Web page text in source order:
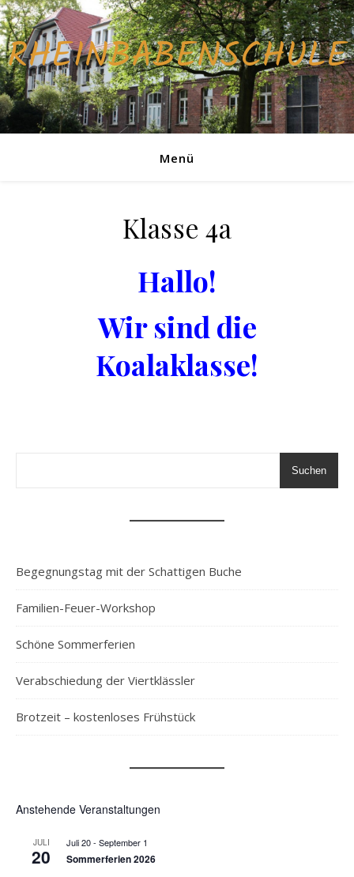
RHEINBABENSCHULE
Menü
Klasse 4a
Hallo!
Wir sind die
Koalaklasse!
Suchen
Begegnungstag mit der Schattigen Buche
Familien-Feuer-Workshop
Schöne Sommerferien
Verabschiedung der Viertklässler
Brotzeit – kostenloses Frühstück
Anstehende Veranstaltungen
JULI
20
Juli 20- September 1
Sommerferien 2026